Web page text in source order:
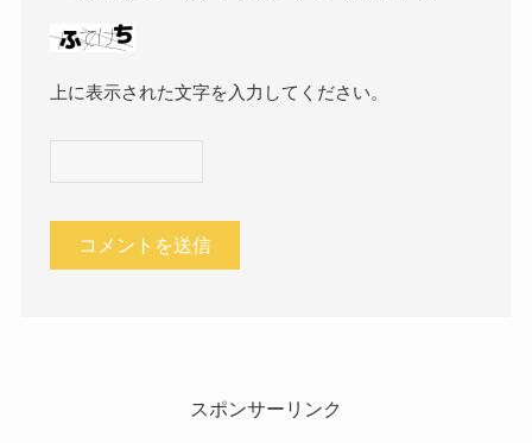
上に表示された文字を入力してください。
スポンサーリンク